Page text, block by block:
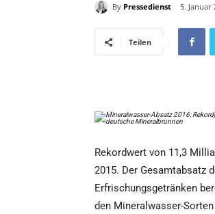
By Pressedienst 5. Januar
Teilen
Rekordwert von 11,3
2015. Der Gesamtabsatz
Erfrischungsgetränken
den Mineralwasser-